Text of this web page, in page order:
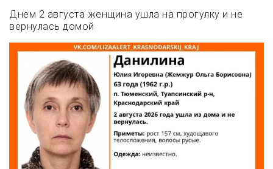
Днем 2 августа женщина ушла на прогулку и не
вернулась домой